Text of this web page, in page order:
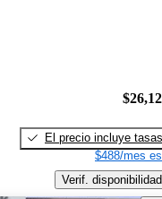
El precio incluye tasas
$488/mes
Verif. disponibilidad